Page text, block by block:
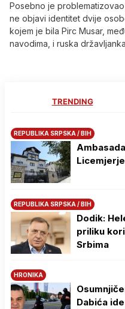
Posebno je
ne objavi identitet dvije
kojem je bila Pirc Musar,
navodima, i ruska državljanka
TRENDING
REPUBLIKA SRPSKA / BIH
REPUBLIKA SRPSKA / BIH
Dodik:
priliku
Srbima
HRONIKA
Dabića